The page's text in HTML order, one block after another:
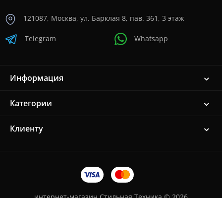
121087, Москва, ул. Барклая 8, пав. 361, 3 этаж
Telegram Whatsapp
Информация
Категории
Клиенту